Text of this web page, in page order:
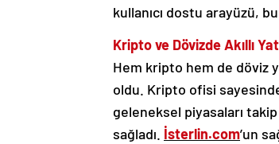
kullanıcı dostu arayüzü,
Kripto ve Dövizde Akıllı
Hem kripto hem de döviz
oldu. Kripto ofisi
geleneksel piyasaları
sağladı. İsterlin.com’un